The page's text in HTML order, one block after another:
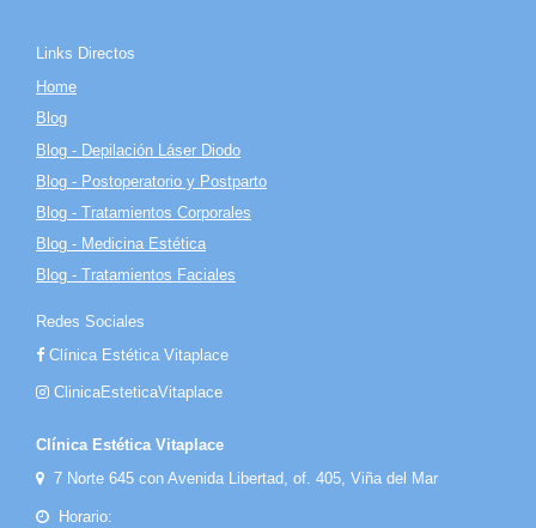
Links Directos
Home
Blog
Blog - Depilación Láser Diodo
Blog - Postoperatorio y Postparto
Blog - Tratamientos Corporales
Blog - Medicina Estética
Blog - Tratamientos Faciales
Redes Sociales
Clínica Estética Vitaplace
ClinicaEsteticaVitaplace
Clínica Estética Vitaplace
7 Norte 645 con Avenida Libertad, of. 405, Viña del Mar
Horario: